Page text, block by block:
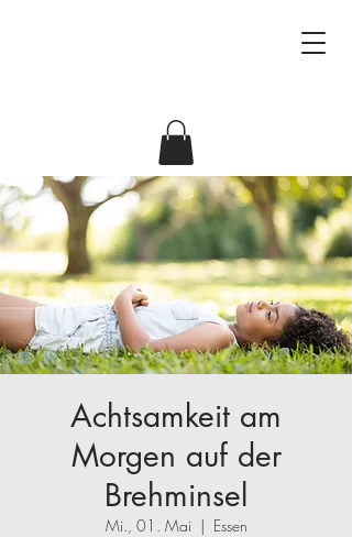
Achtsamkeit am
Morgen auf der
Brehminsel
Mi., 01. Mai
  |
Essen